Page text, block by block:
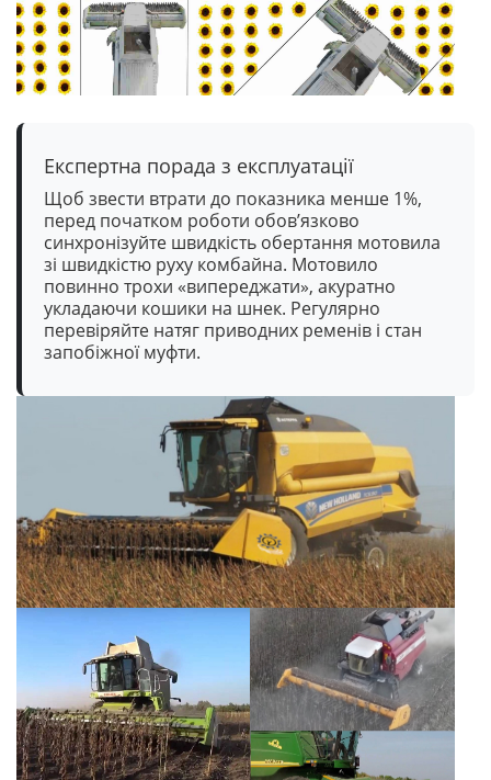
Експертна порада з експлуатації
Щоб звести втрати до показника менше 1%,
перед початком роботи обов’язково
синхронізуйте швидкість обертання мотовила
зі швидкістю руху комбайна. Мотовило
повинно трохи «випереджати», акуратно
укладаючи кошики на шнек. Регулярно
перевіряйте натяг приводних ременів і стан
запобіжної муфти.